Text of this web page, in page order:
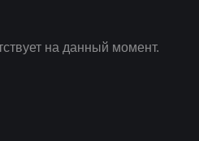
на данный момент.